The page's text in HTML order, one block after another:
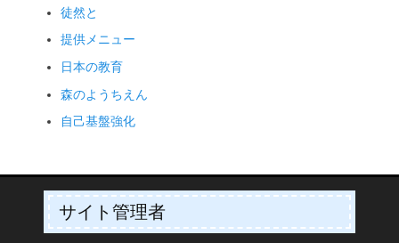
徒然と
提供メニュー
日本の教育
森のようちえん
自己基盤強化
サイト管理者